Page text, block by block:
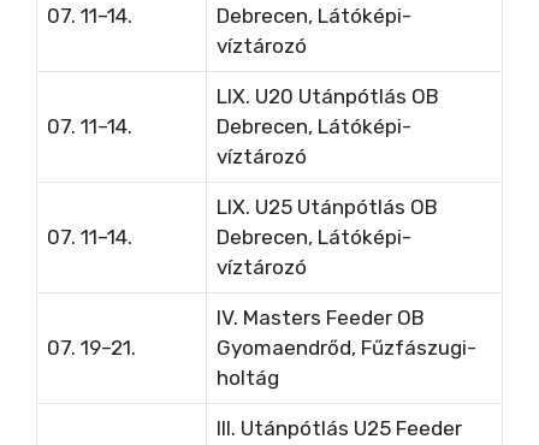
07. 11–14.
Debrecen, Látóképi-
víztározó
07. 11–14.
LIX. U20 Utánpótlás OB
Debrecen, Látóképi-
víztározó
07. 11–14.
LIX. U25 Utánpótlás OB
Debrecen, Látóképi-
víztározó
07. 19–21.
IV. Masters Feeder OB
Gyomaendrőd, Fűzfászugi-
holtág
III. Utánpótlás U25 Feeder